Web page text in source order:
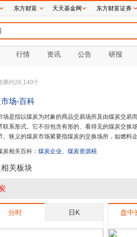
行情 资讯 公告 研报
果约26,140个
市场-百科
场是指以煤炭为对象的商品交易场所及由煤炭交易
联系形式。它不但包含有形的、看得见的煤炭交换
。狭义的煤炭市场紧要指煤炭的交换场所，如燃料
炭相关百科： 煤炭企业、 煤炭资源税
相关板块
分时 日K 盘中
东方财富 天天基金网 东方财富证券